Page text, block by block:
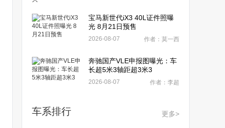
宝马新世代iX3 40L证件照曝
光 8月21日预售
2026-08-07 作者：莫一西
奔驰国产VLE申报图曝光：车
长超5米3轴距超3米3
2026-08-07 作者：李超
车系排行 更多>